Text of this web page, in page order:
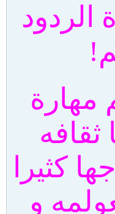
الردود
مهارة
ثقافه
كثيرا
و